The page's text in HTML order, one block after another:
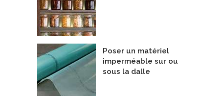
Poser un matériel
imperméable sur ou
sous la dalle